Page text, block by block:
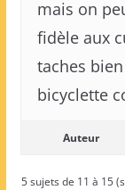
mais on
fidèle aux
taches
bicyclette
Auteur
5 sujets de 11 à 15